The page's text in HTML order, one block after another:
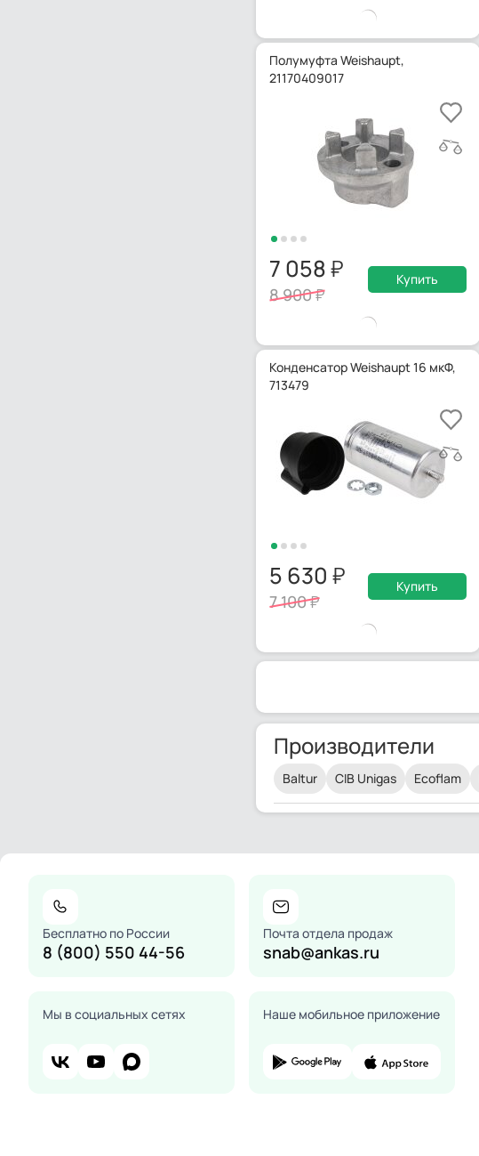
Полумуфта Weishaupt,
21170409017
7 058
8 900
Купить
Конденсатор Weishaupt 16 мкФ,
713479
5 630
7 100
Купить
Производители
Baltur CIB Unigas Ecoflam
Бесплатно по России
8 (800) 550 44-56
Почта отдела продаж
snab@ankas.ru
Мы в социальных сетях Наше мобильное приложение